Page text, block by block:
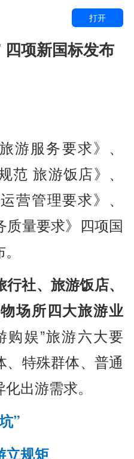
打开
项新国标发布
游服务要求》、
范 旅游饭店》、
营管理要求》、
质量要求》四项国
行社、旅游饭店、
场所四大旅游业
购娱”旅游六大要
、特殊群体、普通
出游需求。
”
立规矩